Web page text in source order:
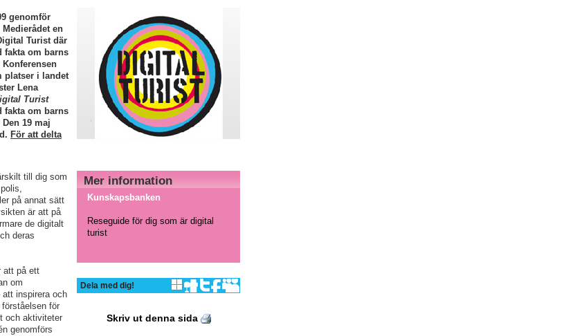
Mer information
Kunskapsbanken
Reseguide för dig som är digital
turist
Dela med dig!
Skriv ut denna sida
genomför
en
Turist där
fakta om barns
platser i landet
Lena
Turist
fakta om barns
19 maj
För att delta
till dig som
på annat sätt
är att på
de digitalt
deras
att på ett
om
inspirera och
för
och aktiviteter
genomförs